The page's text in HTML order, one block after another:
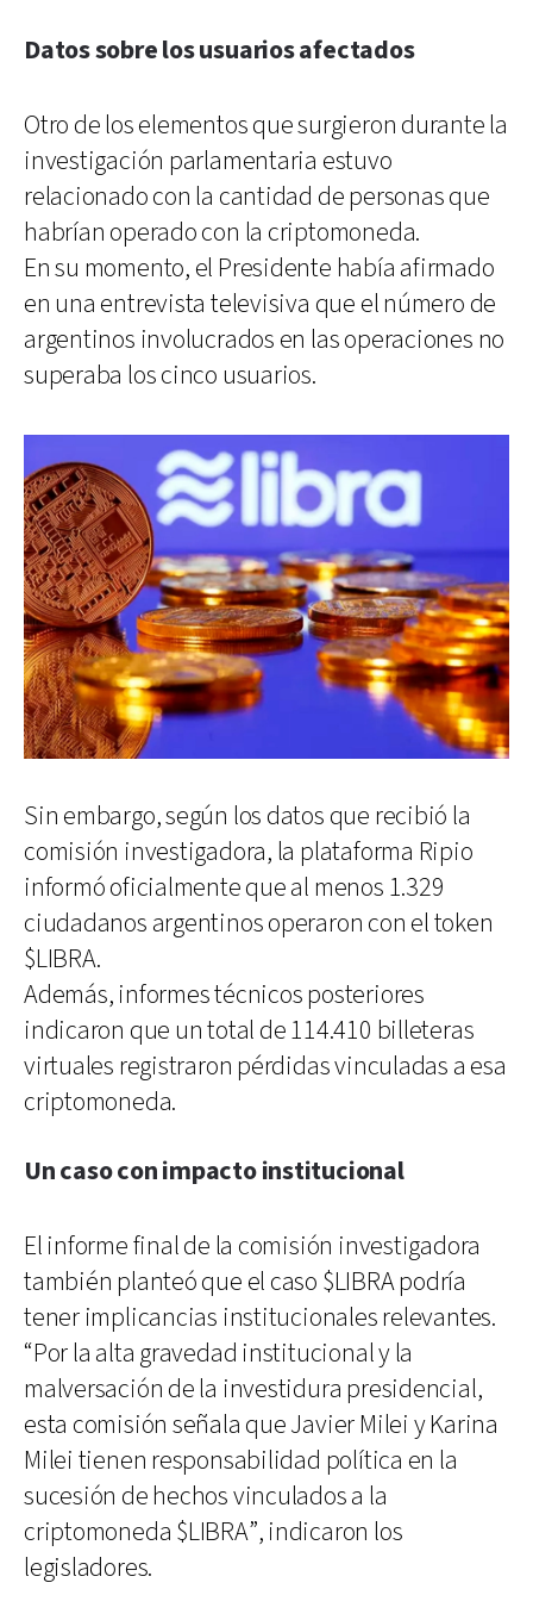
Datos sobre los usuarios afectados
Otro de los elementos que surgieron durante la
investigación parlamentaria estuvo
relacionado con la cantidad de personas que
habrían operado con la criptomoneda.
En su momento, el Presidente había afirmado
en una entrevista televisiva que el número de
argentinos involucrados en las operaciones no
superaba los cinco usuarios.
Sin embargo, según los datos que recibió la
comisión investigadora, la plataforma Ripio
informó oficialmente que al menos 1.329
ciudadanos argentinos operaron con el token
$LIBRA.
Además, informes técnicos posteriores
indicaron que un total de 114.410 billeteras
virtuales registraron pérdidas vinculadas a esa
criptomoneda.
Un caso con impacto institucional
El informe final de la comisión investigadora
también planteó que el caso $LIBRA podría
tener implicancias institucionales relevantes.
“Por la alta gravedad institucional y la
malversación de la investidura presidencial,
esta comisión señala que Javier Milei y Karina
Milei tienen responsabilidad política en la
sucesión de hechos vinculados a la
criptomoneda $LIBRA”, indicaron los
legisladores.